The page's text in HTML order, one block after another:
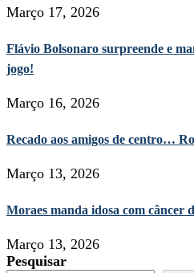
Março 17, 2026
Flávio Bolsonaro surpreende e
jogo!
Março 16, 2026
Recado aos amigos de centro…
Março 13, 2026
Moraes manda idosa com câncer
Março 13, 2026
Pesquisar